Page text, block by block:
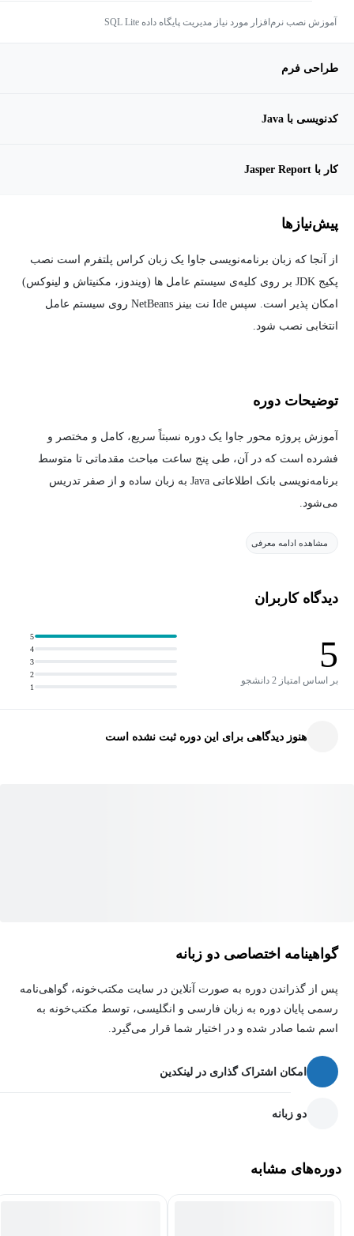
آموزش نصب نرم‌افزار مورد نیاز مدیریت پایگاه داده SQL Lite
طراحی فرم
کدنویسی با Java
کار با Jasper Report
پیش‌نیاز‌ها
از آنجا که زبان برنامه‌نویسی جاوا یک زبان کراس پلتفرم است نصب
پکیج JDK بر روی کلیه‌ی سیستم عامل ها (ویندوز، مکنیتاش و لینوکس)
امکان پذیر است. سپس Ide نت بینز NetBeans روی سیستم عامل
انتخابی نصب شود.
توضیحات دوره
آموزش پروژه محور جاوا یک دوره نسبتاً سریع، کامل و مختصر و
فشرده است که در آن، طی پنج ساعت مباحث مقدماتی تا متوسط
برنامه‌نویسی بانک اطلاعاتی Java به زبان ساده و از صفر تدریس
می‌شود.
با گذراندن این دوره، شما به سطح متوسطی از برنامه‌نویسی بانک
شوید.
• آموزش نصب نرم‌افزار موردنیاز مدیریت پایگاه‌داده SQL Lite
• ایجاد پروژه با مدیریت مخزن قدرتمند Maven
مشاهده ادامه معرفی
دیدگاه کاربران
5
بر اساس امتیاز 2 دانشجو
1
2
3
4
5
هنوز دیدگاهی برای این دوره ثبت نشده است
گواهینامه اختصاصی دو زبانه
پس از گذراندن دوره به صورت آنلاین در سایت مکتب‌خونه، گواهی‌نامه
رسمی پایان دوره به زبان فارسی و انگلیسی، توسط مکتب‌خونه به
اسم شما صادر شده و در اختیار شما قرار می‌گیرد.
امکان اشتراک گذاری در لینکدین
دو زبانه
دوره‌های مشابه